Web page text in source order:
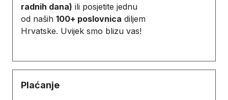
radnih dana) ili posjetite jednu
od naših 100+ poslovnica diljem
Hrvatske. Uvijek smo blizu vas!
Plaćanje